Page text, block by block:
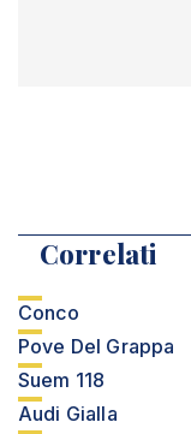
Correlati
Conco
Pove Del Grappa
Suem 118
Audi Gialla